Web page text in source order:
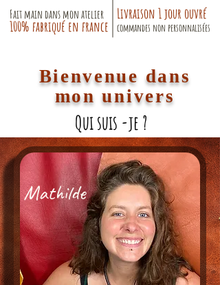
Fait main dans mon atelier
100% fabriqué en france
Livraison 1 jour ouvré
commandes non personnalisées
Bienvenue dans
mon univers
Qui suis -je ?
Mathilde